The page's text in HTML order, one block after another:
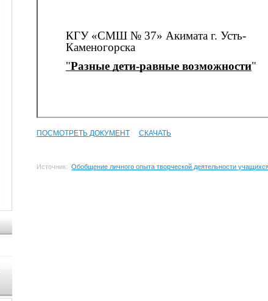
ПОСМОТРЕТЬ ДОКУМЕНТ СКАЧАТЬ
Источник: Обобщение личного опыта творческой деятельности